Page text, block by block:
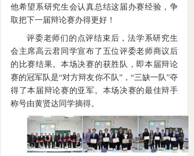
他希望系研究生会认真总结这届办赛经验，争
取把下一届辩论赛办得更好！
评委老师们的点评结束后，法学系研究生
会主席高云君同学宣布了五位评委老师商议后
的比赛结果。本场决赛的获胜队，即本届辩论
赛的冠军队是“对方辩友你不队”，“三缺一队”夺
得了本届辩论赛的亚军。本场决赛的最佳辩手
称号由黄贤达同学摘得。